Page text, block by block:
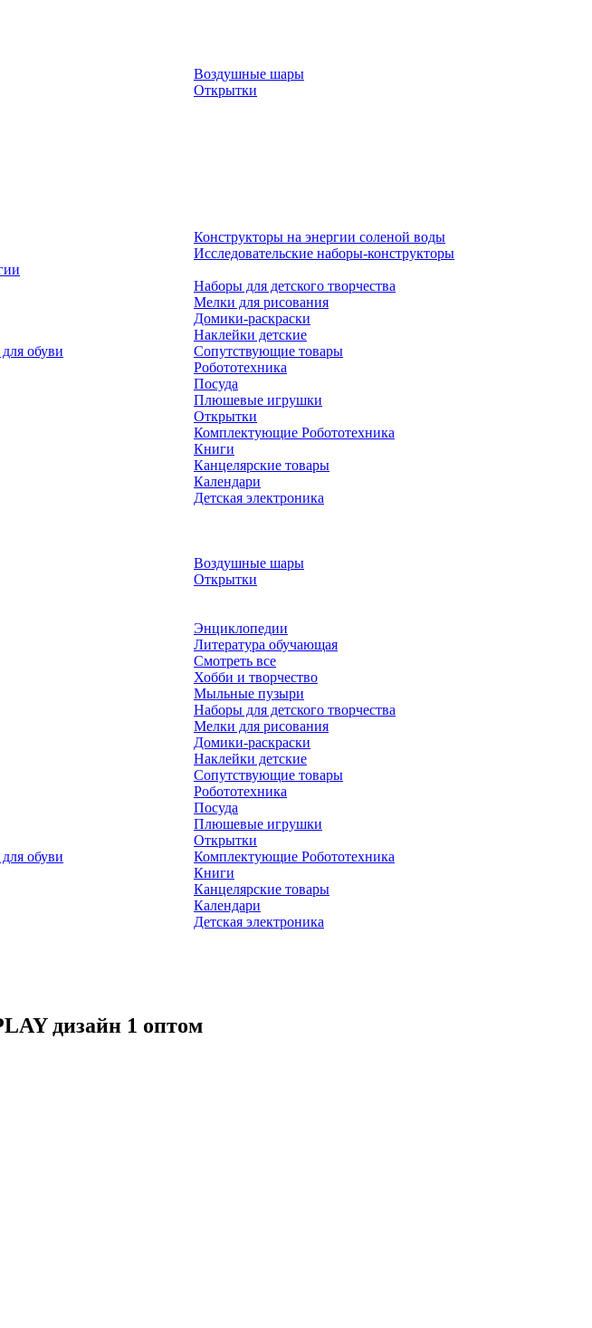
Воздушные шары
Открытки
Конструкторы на энергии соленой воды
Исследовательские наборы-конструкторы
обуви
Наборы для детского творчества
Мелки для рисования
Домики-раскраски
Наклейки детские
Сопутствующие товары
Робототехника
Посуда
Плюшевые игрушки
Открытки
Комплектующие Робототехника
Книги
Канцелярские товары
Календари
Детская электроника
Воздушные шары
Открытки
обуви
Энциклопедии
Литература обучающая
Смотреть все
Хобби и творчество
Мыльные пузыри
Наборы для детского творчества
Мелки для рисования
Домики-раскраски
Наклейки детские
Сопутствующие товары
Робототехника
Посуда
Плюшевые игрушки
Открытки
Комплектующие Робототехника
Книги
Канцелярские товары
Календари
Детская электроника
дизайн 1 оптом